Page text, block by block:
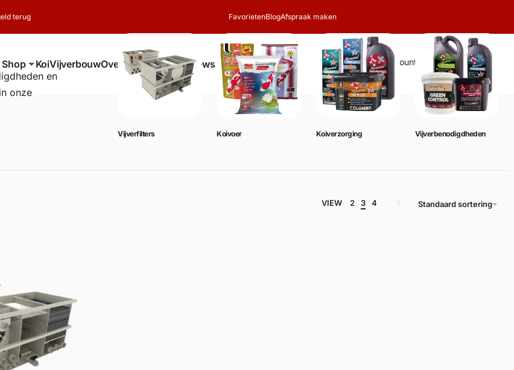
terug FavorietenBlogAfspraak maken
Shop KoiVijverbouwOver onsContactReviews Zoeken Account Winkelwagen 0
en
onze
Vijverfilters Koivoer Koiverzorging Vijverbenodigdheden
VIEW 2 3 4 Standaard sortering